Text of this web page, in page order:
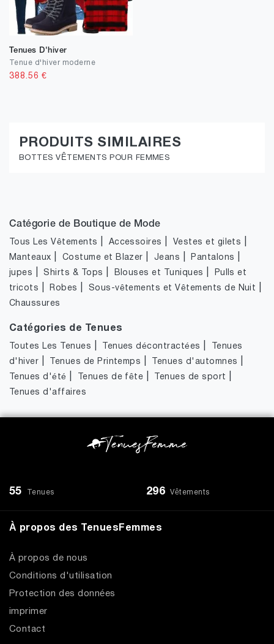
Tenues D'hiver
Tenue d'hiver moderne
388.56 €
PRODUITS SIMILAIRES
BOTTES VÊTEMENTS POUR FEMMES
Catégorie de Boutique de Mode
Tous Les Vêtements Accessoires Vestes et gilets
Manteaux Costume et Blazer Jeans Pantalons
jupes |Shirts & Tops Blouses et Tuniques
Pulls et
tricots
Robes Sous-vêtements et Vêtements de Nuit
Chaussures
Catégories de Tenues
Toutes Les Tenues Tenues décontractées
Tenues
d'hiver
Tenues de Printemps Tenues d'automnes
Tenues d'été Tenues de fête Tenues de sport
Tenues d'affaires
55 Tenues 296 Vêtements
À propos des TenuesFemmes
À propos de nous
Conditions d'utilisation
Protection des données
imprimer
Contact